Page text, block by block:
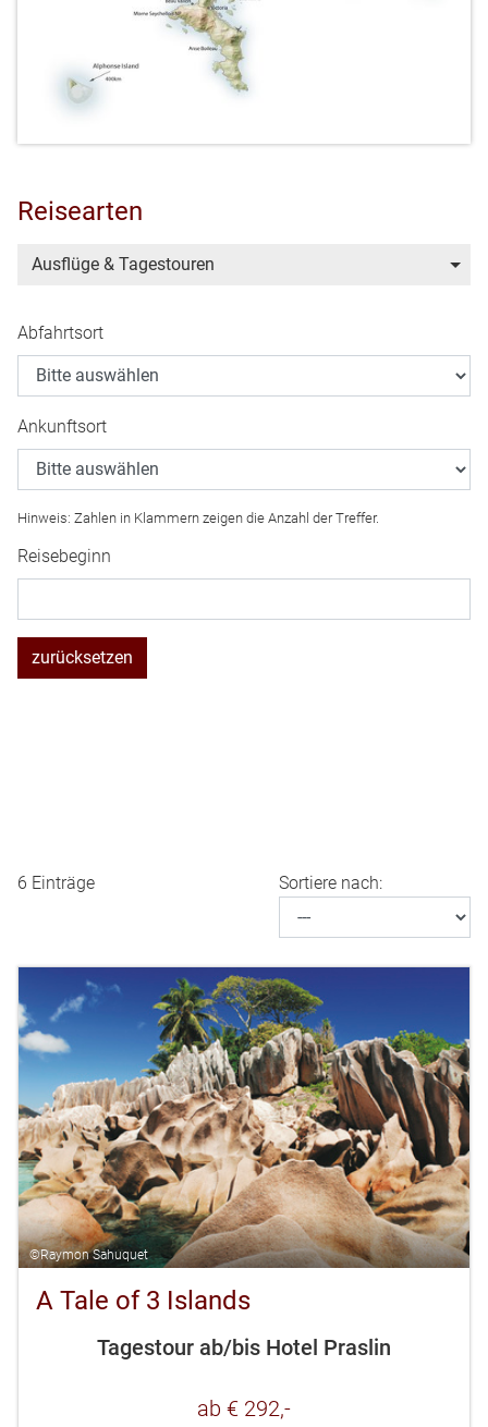
Reisearten
Ausflüge & Tagestouren
Abfahrtsort
Ankunftsort
Hinweis: Zahlen in Klammern zeigen die Anzahl der Treffer.
Reisebeginn
zurücksetzen
6 Einträge Sortiere nach:
©Raymon Sahuquet
A Tale of 3 Islands
Tagestour ab/bis Hotel Praslin
ab € 292,-